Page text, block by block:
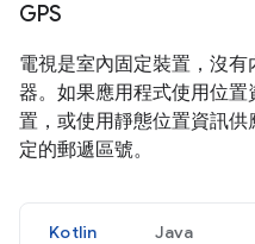
GPS
電視是室內固定裝置，沒
器。如果應用程式使用位
置，或使用靜態位置資訊
定的郵遞區號。
Kotlin Java